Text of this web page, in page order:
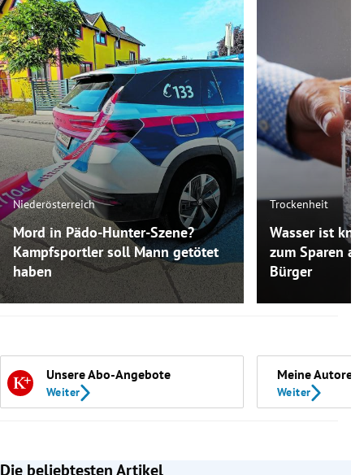
Niederösterreich
Mord in Pädo-Hunter-Szene?
Kampfsportler soll Mann getötet
haben
Trockenheit
Wasser ist
zum Sparen
Bürger
Unsere Abo-Angebote
Weiter
Meine Autoren
Weiter
Die beliebtesten Artikel
Slide 1 von 7